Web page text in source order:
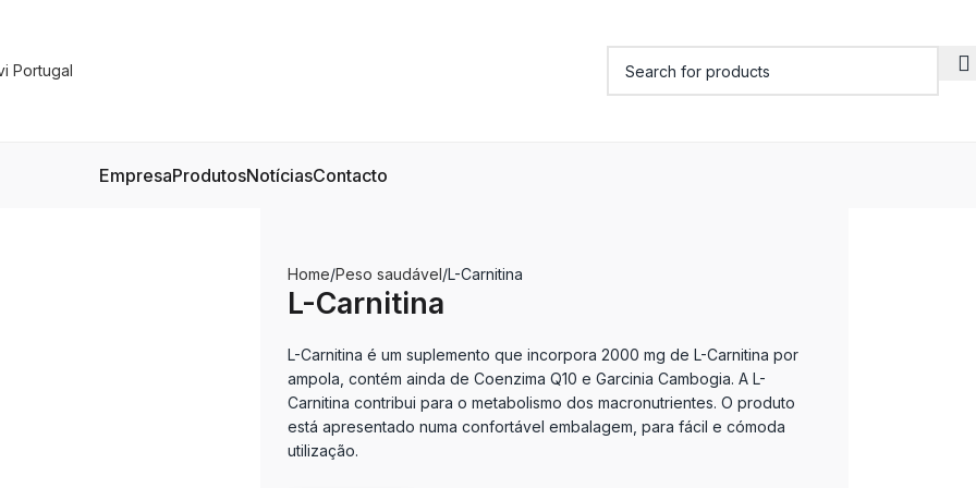
EmpresaProdutosNotíciasContacto
Home Peso saudável L-Carnitina
L-Carnitina
L-Carnitina é um suplemento que incorpora 2000 mg de L-Carnitina por
ampola, contém ainda de Coenzima Q10 e Garcinia Cambogia. A L-
Carnitina contribui para o metabolismo dos macronutrientes. O produto
está apresentado numa confortável embalagem, para fácil e cómoda
utilização.